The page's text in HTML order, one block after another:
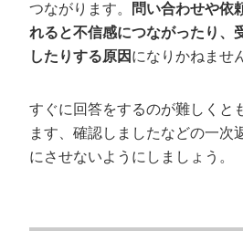
つながります。
問い合わせや依
れると不信感につながったり、
したりする原因 になりかねませ
すぐに回答をするのが難しくと
ます、確認しましたなどの一次
にさせないようにしましょう。